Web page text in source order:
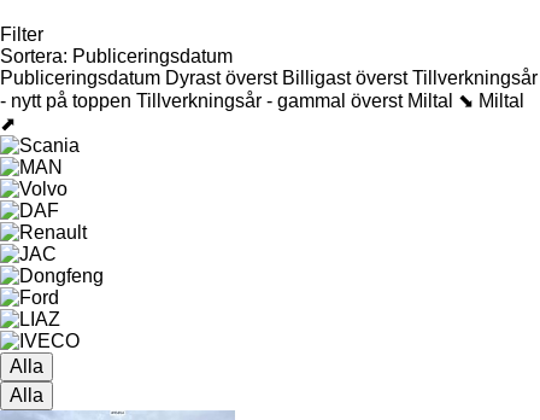
Filter
Sortera: Publiceringsdatum
Publiceringsdatum Dyrast överst Billigast överst Tillverkningsår
- nytt på toppen Tillverkningsår - gammal överst Miltal ⬊ Miltal
⬈
Alla
Alla